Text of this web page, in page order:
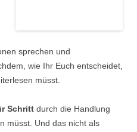
sprechen und
wie Ihr Euch entscheidet,
müsst.
Schritt durch die Handlung
müsst. Und das nicht als